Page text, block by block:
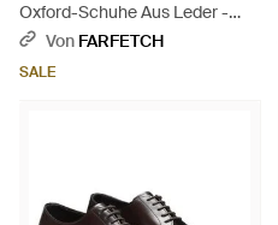
Oxford-Schuhe Aus Leder -
Schwarz
Von FARFETCH
SALE